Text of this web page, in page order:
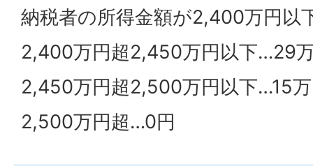
納税者の所得金額が2,400万円以
2,400万円超2,450万円以下…29
2,450万円超2,500万円以下…15
2,500万円超…0円